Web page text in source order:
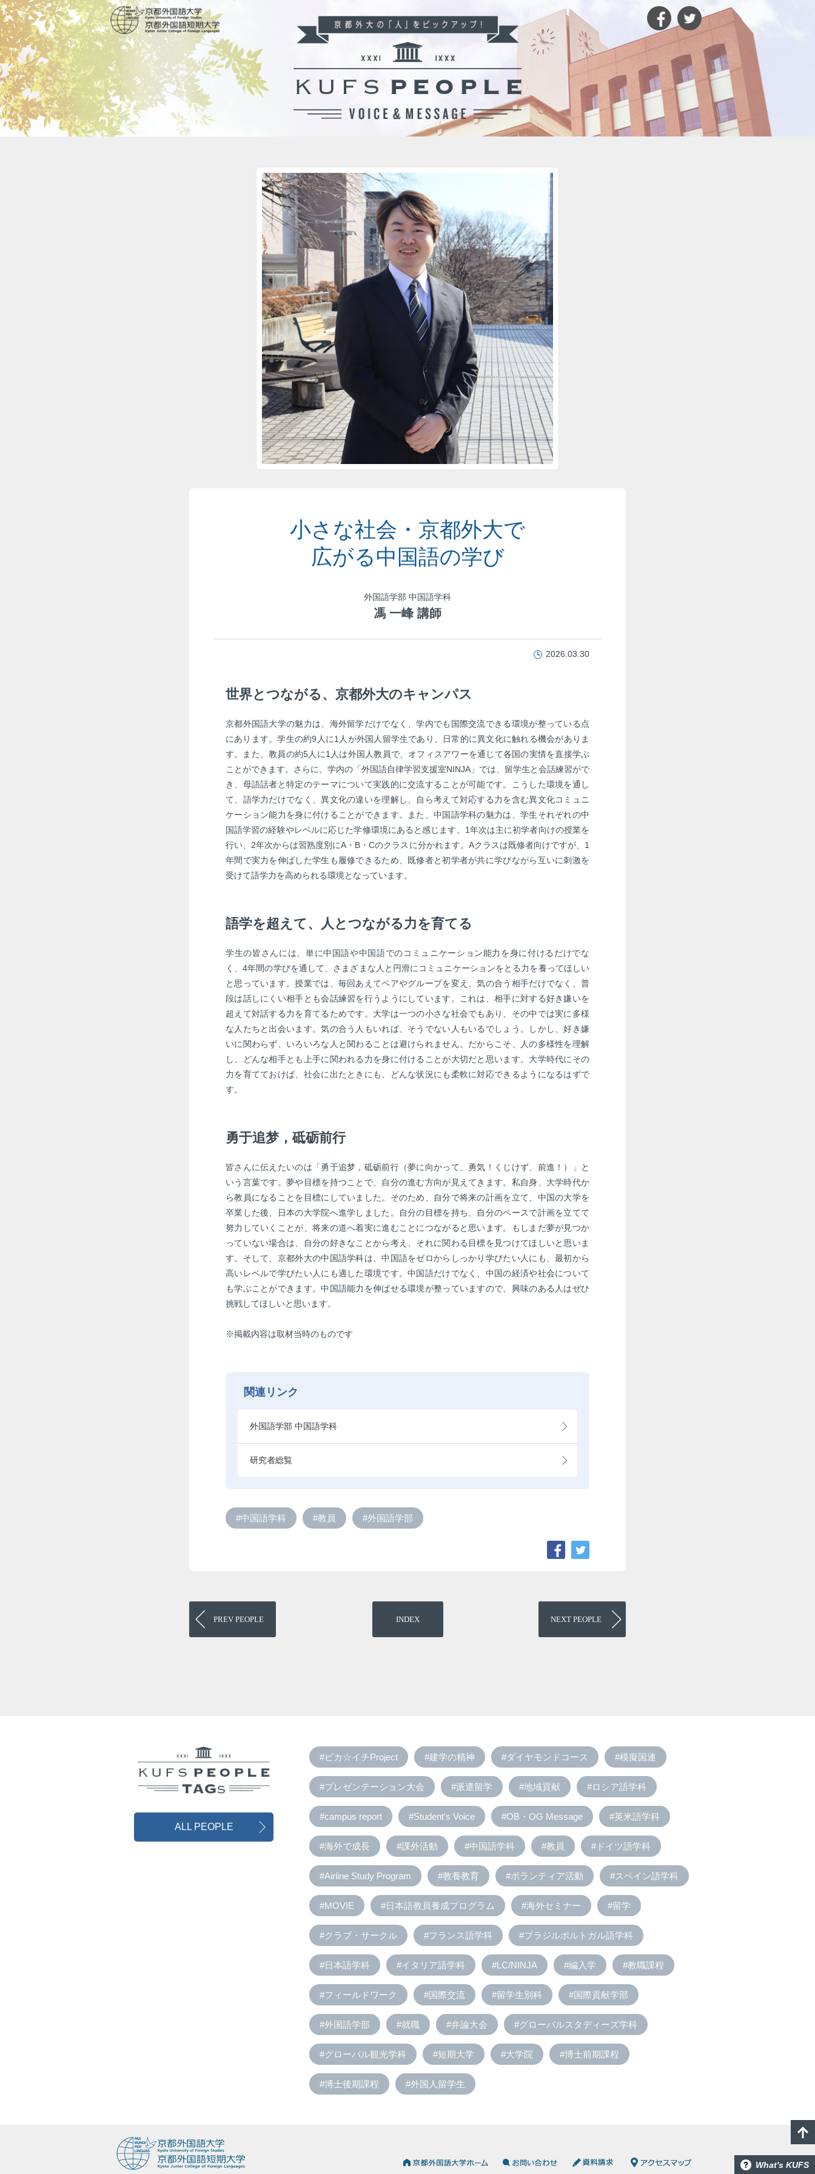
小さな社会・京都外大で
広がる中国語の学び
外国語学部 中国語学科
馮 一峰 講師
2026.03.30
世界とつながる、京都外大のキャンパス
京都外国語大学の魅力は、海外留学だけでなく、学内でも国際交流できる環境が整っている点
にあります。学生の約9人に1人が外国人留学生であり、日常的に異文化に触れる機会がありま
す。また、教員の約5人に1人は外国人教員で、オフィスアワーを通じて各国の実情を直接学ぶ
ことができます。さらに、学内の「外国語自律学習支援室NINJA」では、留学生と会話練習がで
き、母語話者と特定のテーマについて実践的に交流することが可能です。こうした環境を通し
て、語学力だけでなく、異文化の違いを理解し、自ら考えて対応する力を含む異文化コミュニ
ケーション能力を身に付けることができます。また、中国語学科の魅力は、学生それぞれの中
国語学習の経験やレベルに応じた学修環境にあると感じます。1年次は主に初学者向けの授業を
行い、2年次からは習熟度別にA・B・Cのクラスに分かれます。Aクラスは既修者向けですが、1
年間で実力を伸ばした学生も履修できるため、既修者と初学者が共に学びながら互いに刺激を
受けて語学力を高められる環境となっています。
語学を超えて、人とつながる力を育てる
学生の皆さんには、単に中国語や中国語でのコミュニケーション能力を身に付けるだけでな
く、4年間の学びを通して、さまざまな人と円滑にコミュニケーションをとる力を養ってほしい
と思っています。授業では、毎回あえてペアやグループを変え、気の合う相手だけでなく、普
段は話しにくい相手とも会話練習を行うようにしています。これは、相手に対する好き嫌いを
超えて対話する力を育てるためです。大学は一つの小さな社会でもあり、その中では実に多様
な人たちと出会います。気の合う人もいれば、そうでない人もいるでしょう。しかし、好き嫌
いに関わらず、いろいろな人と関わることは避けられません。だからこそ、人の多様性を理解
し、どんな相手とも上手に関われる力を身に付けることが大切だと思います。大学時代にその
力を育てておけば、社会に出たときにも、どんな状況にも柔軟に対応できるようになるはずで
す。
勇于追梦，砥砺前行
皆さんに伝えたいのは「勇于追梦，砥砺前行（夢に向かって、勇気！くじけず、前進！）」と
いう言葉です。夢や目標を持つことで、自分の進む方向が見えてきます。私自身、大学時代か
ら教員になることを目標にしていました。そのため、自分で将来の計画を立て、中国の大学を
卒業した後、日本の大学院へ進学しました。自分の目標を持ち、自分のペースで計画を立てて
努力していくことが、将来の道へ着実に進むことにつながると思います。もしまだ夢が見つか
っていない場合は、自分の好きなことから考え、それに関わる目標を見つけてほしいと思いま
す。そして、京都外大の中国語学科は、中国語をゼロからしっかり学びたい人にも、最初から
高いレベルで学びたい人にも適した環境です。中国語だけでなく、中国の経済や社会について
も学ぶことができます。中国語能力を伸ばせる環境が整っていますので、興味のある人はぜひ
挑戦してほしいと思います。
※掲載内容は取材当時のものです
関連リンク
外国語学部 中国語学科
研究者総覧
#中国語学科 #教員 #外国語学部
PREV PEOPLE NEXT PEOPLE
INDEX
#ピカ☆イチProject #建学の精神 #ダイヤモンドコース #模擬国連
#プレゼンテーション大会 #派遣留学 #地域貢献 #ロシア語学科
#campus report #Student's Voice #OB・OG Message #英米語学科
#海外で成長 #課外活動 #中国語学科 #教員 #ドイツ語学科
#Airline Study Program #教養教育 #ボランティア活動 #スペイン語学科
#MOVIE #日本語教員養成プログラム #海外セミナー #留学
#クラブ・サークル #フランス語学科 #ブラジルポルトガル語学科
#日本語学科 #イタリア語学科 #LC/NINJA #編入学 #教職課程
#フィールドワーク #国際交流 #留学生別科 #国際貢献学部
#外国語学部 #就職 #弁論大会 #グローバルスタディーズ学科
#グローバル観光学科 #短期大学 #大学院 #博士前期課程
#博士後期課程 #外国人留学生
ALL PEOPLE
What's KUFS